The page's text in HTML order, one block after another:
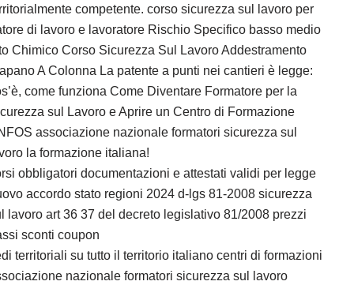
competente. corso sicurezza sul lavoro per
di lavoro e lavoratore Rischio Specifico basso medio
Chimico Corso Sicurezza Sul Lavoro Addestramento
A Colonna La patente a punti nei cantieri è legge:
come funziona Come Diventare Formatore per la
sul Lavoro e Aprire un Centro di Formazione
associazione nazionale formatori sicurezza sul
la formazione italiana!
obbligatori documentazioni e attestati validi per legge
accordo stato regioni 2024 d-lgs 81-2008 sicurezza
lavoro art 36 37 del decreto legislativo 81/2008 prezzi
sconti coupon
territoriali su tutto il territorio italiano centri di formazioni
nazionale formatori sicurezza sul lavoro